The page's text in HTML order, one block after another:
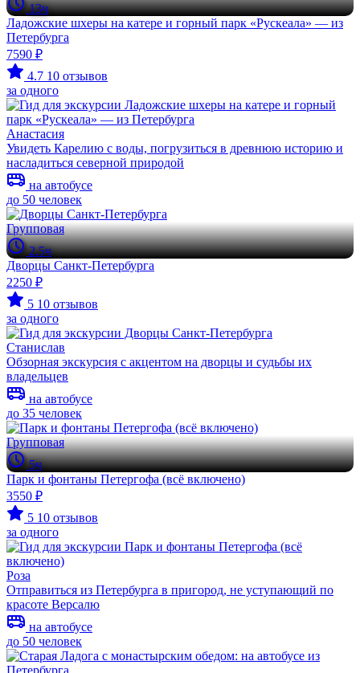
13ч
Ладожские шхеры на катере и горный парк «Рускеала» — из
Петербурга
7590 ₽
4.7 10 отзывов
за одного
Анастасия
Увидеть Карелию с воды, погрузиться в древнюю историю и
насладиться северной природой
на автобусе
до 50 человек
Групповая
2.5ч
Дворцы Санкт-Петербурга
2250 ₽
5 10 отзывов
за одного
Станислав
Обзорная экскурсия с акцентом на дворцы и судьбы их
владельцев
на автобусе
до 35 человек
Групповая
5ч
Парк и фонтаны Петергофа (всё включено)
3550 ₽
5 10 отзывов
за одного
Роза
Отправиться из Петербурга в пригород, не уступающий по
красоте Версалю
на автобусе
до 50 человек